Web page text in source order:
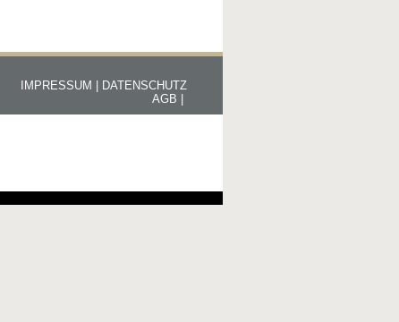
DATENSCHUTZ
IMPRESSUM |
AGB |